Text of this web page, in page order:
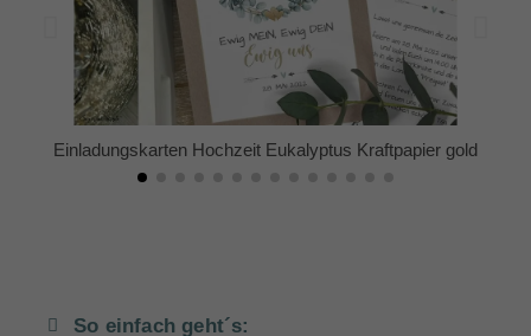
Einladungskarten Hochzeit Eukalyptus Kraftpapier gold
So einfach geht´s: